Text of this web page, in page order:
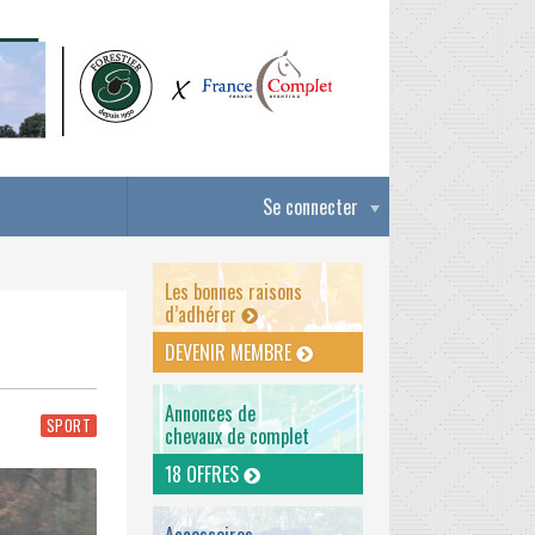
Se connecter
SPORT
Les bonnes raisons
d’adhérer
DEVENIR MEMBRE
Annonces de
chevaux de complet
18 OFFRES